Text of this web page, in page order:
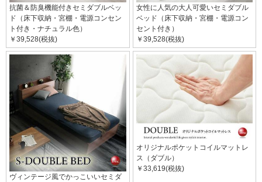
抗菌＆防臭機能付きセミダブルベッ
ド（床下収納・宮棚・電源コンセン
ト付き・ナチュラル色）
￥39,528(税抜)
女性に人気の大人可愛いセミダブル
ベッド（床下収納・宮棚・電源コン
セント付き）
￥39,528(税抜)
ヴィンテージ風でかっこいいセミダ
オリジナルポケットコイルマットレ
ス（ダブル）
￥33,619(税抜)